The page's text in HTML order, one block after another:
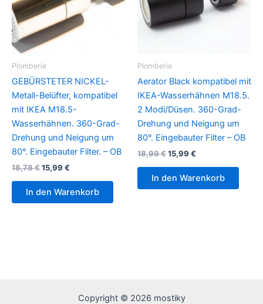
Plomberie
GEBÜRSTETER NICKEL-
Metall-Belüfter, kompatibel
mit IKEA M18.5-
Wasserhähnen. 360-Grad-
Drehung und Neigung um
80°. Eingebauter Filter. – OB
18,78€Ursprünglicher
war:
18,78 €
15,99 €
15,99 €.
In den Warenkorb
Plomberie
Aerator Black kompatibel mit
IKEA-Wasserhähnen M18.5.
2 Modi/Düsen. 360-Grad-
Drehung und Neigung um
80°. Eingebauter Filter – OB
18,99€Ursprünglicher
war:
18,99 €
15,99 €
ist:
15,99 €.
In den Warenkorb
Copyright © 2026 mostiky